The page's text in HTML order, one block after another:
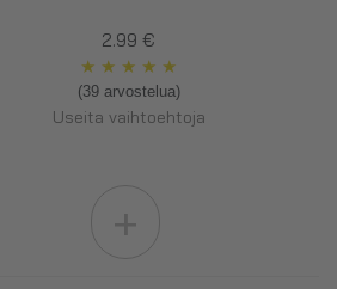
2.99 €
★ ★ ★ ★ ★
(39 arvostelua)
Useita vaihtoehtoja